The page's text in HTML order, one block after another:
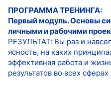
ПРОГРАММА ТРЕНИНГА:
Первый модуль. Основы
личными и рабочими
РЕЗУЛЬТАТ: Вы раз и
ясность, на каких
эффективная работа и
результатов во всех